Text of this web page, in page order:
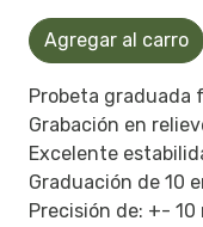
Agregar al carro
Probeta graduada
Grabación en
Excelente
Graduación de 10
Precisión de: +- 10